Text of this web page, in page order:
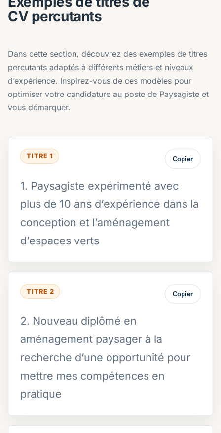
CV percutants
Dans cette section, découvrez des exemples de titres
percutants adaptés à différents métiers et niveaux
d’expérience. Inspirez-vous de ces modèles pour
optimiser votre candidature au poste de Paysagiste et
vous démarquer.
TITRE 1 Copier
1. Paysagiste expérimenté avec
plus de 10 ans d’expérience dans la
conception et l’aménagement
d’espaces verts
TITRE 2 Copier
2. Nouveau diplômé en
aménagement paysager à la
recherche d’une opportunité pour
mettre mes compétences en
pratique